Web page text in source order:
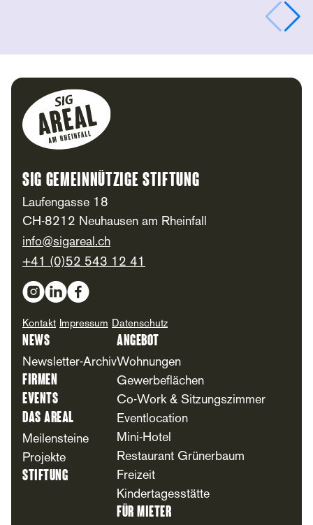
SIG Gemeinnützige Stiftung
Laufengasse 18
CH-8212 Neuhausen am Rheinfall
info@sigareal.ch
+41 (0)52 543 12 41
Social Media
Kontakt Impressum Datenschutz
News
Newsletter-Archiv
Firmen
Events
Das Areal
Meilensteine
Projekte
Stiftung
Angebot
Wohnungen
Gewerbeflächen
Co-Work & Sitzungszimmer
Eventlocation
Mini-Hotel
Restaurant Grünerbaum
Freizeit
Kindertagesstätte
Für Mieter